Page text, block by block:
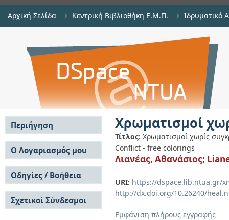
Αρχική Σελίδα → Κεντρική Βιβλιοθήκη Ε.Μ.Π. → Ιδρυματικό
Χρωματισμοί χωρίς συγκρούσεις
Χρωματισμοί
Τίτλος: Χρωματισμοί χωρίς
Conflict - free colorings
Λιανέας, Αθανάσιος;
URI: https://dspace.lib.ntua.gr/
http://dx.doi.org/10.26240/
Εμφάνιση πλήρους εγγραφής
Περιήγηση
Σε όλο το DSpace
Κοινότητες & Συλλογές
Ανά Ημερομηνία
Έκδοσης
Συγγραφείς
Τίτλοι
Θέματα
Ο Λογαριασμός μου
Σύνδεση
Εγγραφή
Οδηγίες / Βοήθεια
Οδηγίες Υποβολής
Οδηγίες Χρήσης ΙΑ
Συχνές Ερωτήσεις
Σχετικοί Σύνδεσμοι